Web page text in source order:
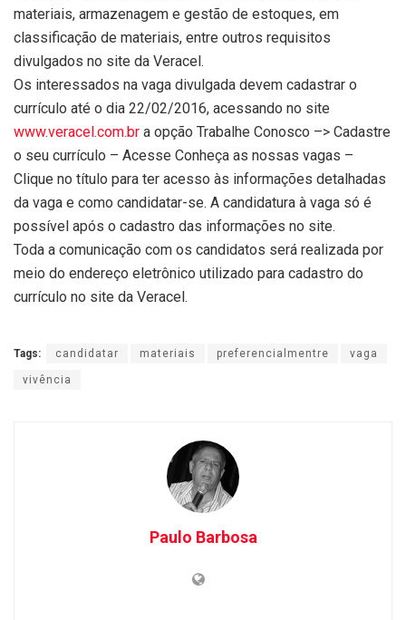
materiais, armazenagem e gestão de estoques, em
classificação de materiais, entre outros requisitos
divulgados no site da Veracel.
Os interessados na vaga divulgada devem cadastrar o
currículo até o dia 22/02/2016, acessando no site
www.veracel.com.br a opção Trabalhe Conosco –> Cadastre
o seu currículo – Acesse Conheça as nossas vagas –
Clique no título para ter acesso às informações detalhadas
da vaga e como candidatar-se. A candidatura à vaga só é
possível após o cadastro das informações no site.
Toda a comunicação com os candidatos será realizada por
meio do endereço eletrônico utilizado para cadastro do
currículo no site da Veracel.
Tags: candidatar materiais preferencialmentre vaga
vivência
Paulo Barbosa